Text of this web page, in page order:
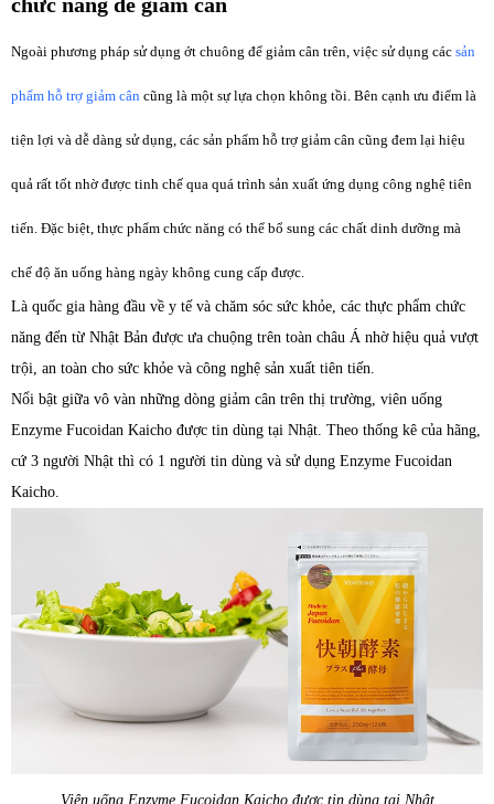
Ngoài phương pháp sử dụng ớt chuông để giảm cân trên, việc sử dụng các sản
phẩm hỗ trợ giảm cân cũng là một sự lựa chọn không tồi. Bên cạnh ưu điểm là
tiện lợi và dễ dàng sử dụng, các sản phẩm hỗ trợ giảm cân cũng đem lại hiệu
quả rất tốt nhờ được tinh chế qua quá trình sản xuất ứng dụng công nghệ tiên
tiến. Đặc biệt, thực phẩm chức năng có thể bổ sung các chất dinh dưỡng mà
chế độ ăn uống hàng ngày không cung cấp được.
Là quốc gia hàng đầu về y tế và chăm sóc sức khỏe, các thực phẩm chức
năng đến từ Nhật Bản được ưa chuộng trên toàn châu Á nhờ hiệu quả vượt
trội, an toàn cho sức khỏe và công nghệ sản xuất tiên tiến.
Nổi bật giữa vô vàn những dòng giảm cân trên thị trường, viên uống
Enzyme Fucoidan Kaicho được tin dùng tại Nhật. Theo thống kê của hãng,
cứ 3 người Nhật thì có 1 người tin dùng và sử dụng Enzyme Fucoidan
Kaicho.
Viên uống Enzyme Fucoidan Kaicho được tin dùng tại Nhật